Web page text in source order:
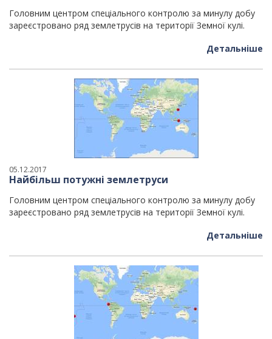
Головним центром спеціального контролю за минулу добу
зареєстровано ряд землетрусів на території Земної кулі.
Детальніше
05.12.2017
Найбільш потужні землетруси
Головним центром спеціального контролю за минулу добу
зареєстровано ряд землетрусів на території Земної кулі.
Детальніше